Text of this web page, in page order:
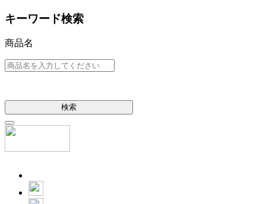
キーワード検索
商品名
検索